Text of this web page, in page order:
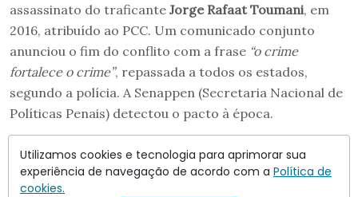
assassinato do traficante Jorge Rafaat Toumani, em
2016, atribuído ao PCC. Um comunicado conjunto
anunciou o fim do conflito com a frase “o crime
fortalece o crime”, repassada a todos os estados,
segundo a polícia. A Senappen (Secretaria Nacional de
Políticas Penais) detectou o pacto à época.
A união, no entanto, durou pouco.
No fim de abril de
2025, dois meses após o acerto, o PCC rompeu a
aliança. Advogados ouvidos na ocasião indicaram que o
Utilizamos cookies e tecnologia para aprimorar sua
experiência de navegação de acordo com a Política de
cookies.